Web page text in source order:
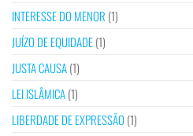
INTERESSE DO MENOR (1)
JUÍZO DE EQUIDADE(1)
JUSTA CAUSA(1)
LEI ISLÂMICA(1)
LIBERDADE DE EXPRESSÃO (1)